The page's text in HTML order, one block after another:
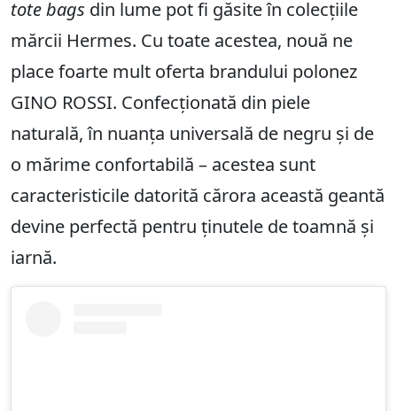
tote bags din lume pot fi găsite în colecțiile
mărcii Hermes. Cu toate acestea, nouă ne
place foarte mult oferta brandului polonez
GINO ROSSI. Confecționată din piele
naturală, în nuanța universală de negru și de
o mărime confortabilă – acestea sunt
caracteristicile datorită cărora această geantă
devine perfectă pentru ținutele de toamnă și
iarnă.